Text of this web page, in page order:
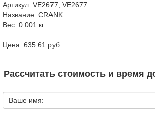
Артикул: VE2677, VE2677
Название: CRANK
Вес: 0.001 кг
Цена: 635.61 руб.
Рассчитать стоимость и время
Ваше имя: